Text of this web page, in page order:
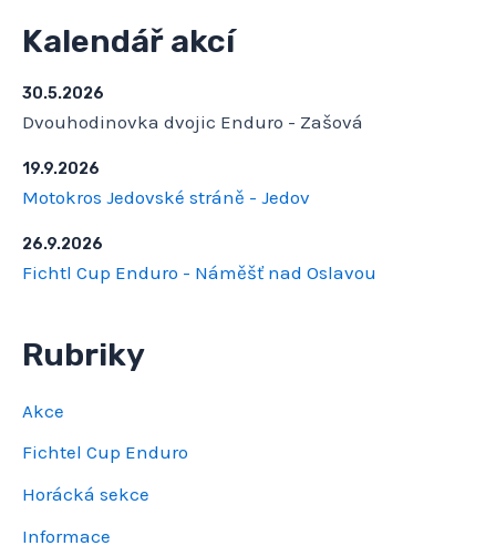
Kalendář akcí
30.5.2026
Dvouhodinovka dvojic Enduro - Zašová
19.9.2026
Motokros Jedovské stráně - Jedov
26.9.2026
Fichtl Cup Enduro - Náměšť nad Oslavou
Rubriky
Akce
Fichtel Cup Enduro
Horácká sekce
Informace